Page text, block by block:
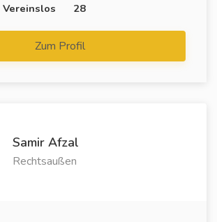
Vereinslos
28
Zum Profil
Samir Afzal
Rechtsaußen